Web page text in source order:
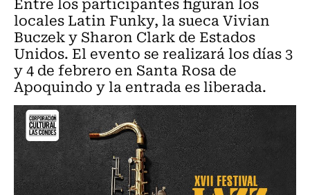
locales Latin Funky, la sueca Vivian
Buczek y Sharon Clark de Estados
Unidos. El evento se realizará los días 3
y 4 de febrero en Santa Rosa de
Apoquindo y la entrada es liberada.